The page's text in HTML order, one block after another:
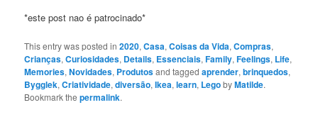
*este post nao é patrocinado*
This entry was posted in2020,Casa,Coisas da Vida,Compras,
Crianças,Curiosidades, Details, Essenciais,Family,Feelings, Life,
Memories,Novidades, Produtosand taggedaprender,brinquedos,
Bygglek,Criatividade,diversão,Ikea,learn, LegobyMatilde.
Bookmark thepermalink.